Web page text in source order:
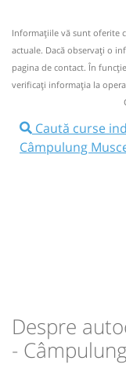
de
Autocar:
Pitesti -
Sursa:Matdan Service SRL
Nu a circulat?
NOU!Pune
de
lei
Informaţiile vă sunt oferite
actuale. Dacă observați o
pagina de contact. În
verificaţi informaţia la
Caută curse
Câmpulung
Despre
-